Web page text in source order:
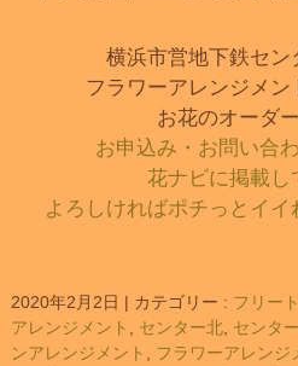
横浜市営地下鉄セン
フラワーアレンジメ
お花のオーダ
お申込み・お問い合
花ナビに掲載し
よろしければポチっとイ
2020年2月2日 | カテゴリー : フリー
アレンジメント
センター北, センタ
ンアレンジメント
フラワーアレンジ